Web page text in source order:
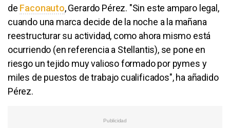
de Faconauto, Gerardo Pérez. "Sin este amparo legal,
cuando una marca decide de la noche a la mañana
reestructurar su actividad, como ahora mismo está
ocurriendo (en referencia a Stellantis), se pone en
riesgo un tejido muy valioso formado por pymes y
miles de puestos de trabajo cualificados", ha añadido
Pérez.